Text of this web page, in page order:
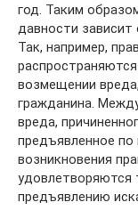
год. Таким
давности зависит
Так, например,
возмещении
гражданина.
вреда,
предъявленное по
возникновения
удовлетворяются
предъявлению